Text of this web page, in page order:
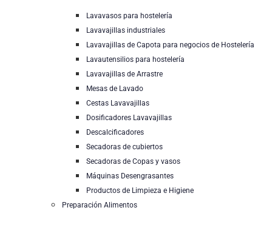
Lavavasos para hostelería
Lavavajillas industriales
Lavavajillas de Capota para negocios de Hostelería
Lavautensilios para hostelería
Lavavajillas de Arrastre
Mesas de Lavado
Cestas Lavavajillas
Dosificadores Lavavajillas
Descalcificadores
Secadoras de cubiertos
Secadoras de Copas y vasos
Máquinas Desengrasantes
Productos de Limpieza e Higiene
Preparación Alimentos